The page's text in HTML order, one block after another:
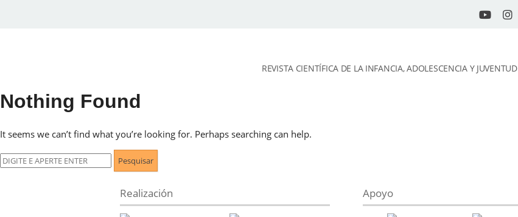
DESidades
REVISTA CIENTÍFICA DE LA INFANCIA, ADOLESCENCIA Y JUVENTUD
Nothing Found
It seems we can’t find what you’re looking for. Perhaps searching can help.
Pesquisar
por:
Realización Apoyo